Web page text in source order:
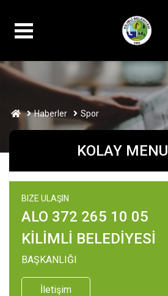
Haberler Spor
KOLAY MENU
BIZE ULAŞIN
ALO 372 265 10 05
KİLİMLİ BELEDİYESİ
BAŞKANLIĞI
İletişim